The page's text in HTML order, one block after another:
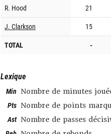
R. Hood
21
J. Clarkson
15
TOTAL
-
Lexique
Min Nombre de minutes
Pts Nombre de points
Ast Nombre de passes